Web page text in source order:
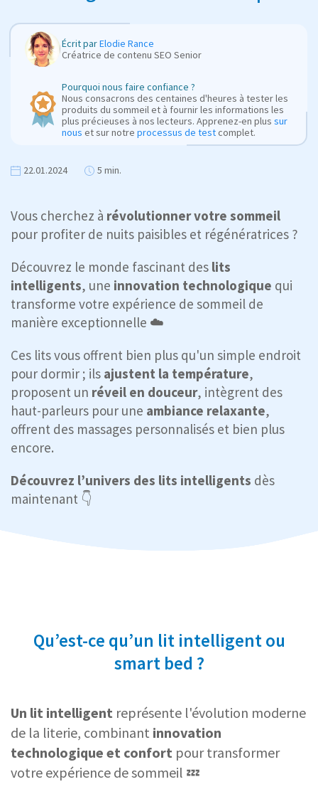
Écrit parElodie Rance
Créatrice de contenu SEO Senior
Pourquoi nous faire confiance ?
Nous consacrons des centaines d'heures à tester les
produits du sommeil et à fournir les informations les
plus précieuses à nos lecteurs. Apprenez-en plus sur
nous et sur notre processus de testcomplet.
22.01.2024 5 min.
Vous cherchez à révolutionner votre sommeil
pour profiter de nuits paisibles et régénératrices ?
Découvrez le monde fascinant des lits
intelligents, une innovation technologique qui
transforme votre expérience de sommeil de
manière exceptionnelle ☁️
Ces lits vous offrent bien plus qu'un simple endroit
pour dormir ; ils ajustent la température,
proposent un réveil en douceur, intègrent des
haut-parleurs pour une ambiance relaxante,
offrent des massages personnalisés et bien plus
encore.
Découvrez l’univers des lits intelligents dès
maintenant 👇
Qu’est-ce qu’un lit intelligent ou
smart bed ?
Un lit intelligent représente l'évolution moderne
de la literie, combinant innovation
technologique et confort pour transformer
votre expérience de sommeil 💤